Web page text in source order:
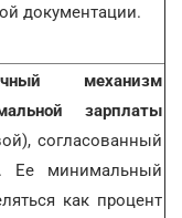
документации.
механизм
зарплаты
согласованный
Ее минимальный
как процент